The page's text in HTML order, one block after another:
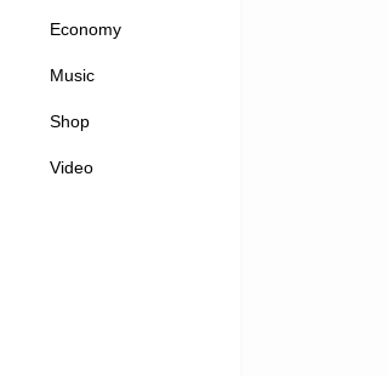
Economy
Music
Shop
Video